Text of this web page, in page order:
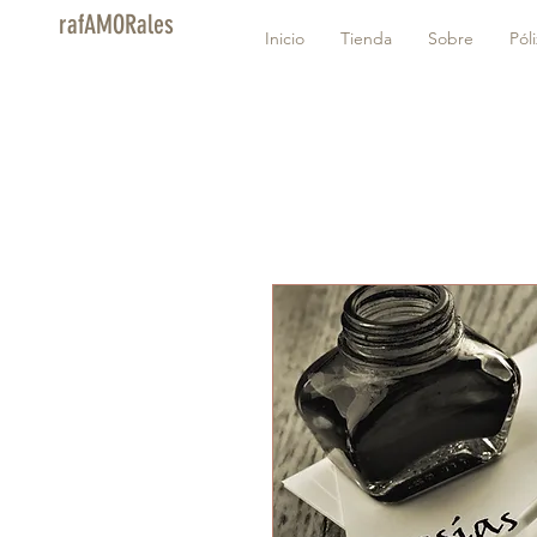
rafAMORales Inicio Tienda Sobre